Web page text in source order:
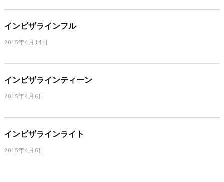
インビザラインフル
2015年4月14日
インビザラインティーン
2015年4月6日
インビザラインライト
2015年4月6日